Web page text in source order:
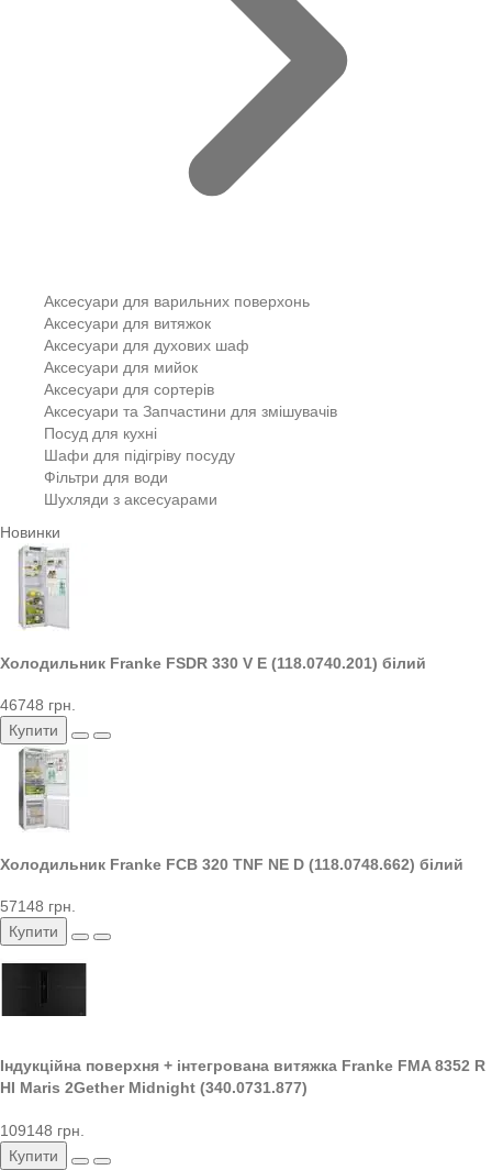
Аксесуари для варильних поверхонь
Аксесуари для витяжок
Аксесуари для духових шаф
Аксесуари для мийок
Аксесуари для сортерів
Аксесуари та Запчастини для змішувачів
Посуд для кухні
Шафи для підігріву посуду
Фільтри для води
Шухляди з аксесуарами
Новинки
Холодильник Franke FSDR 330 V E (118.0740.201) білий
46748 грн.
Купити
Холодильник Franke FCB 320 TNF NE D (118.0748.662) білий
57148 грн.
Купити
Індукційна поверхня + інтегрована витяжка Franke FMA 8352 R
HI Maris 2Gether Midnight (340.0731.877)
109148 грн.
Купити